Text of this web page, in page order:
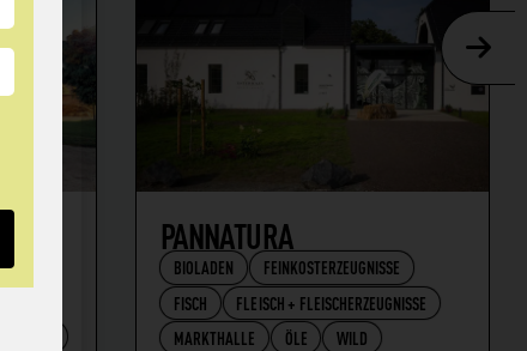
PANNATURA
BIOLADEN
FEINKOSTERZEUGNISSE
FISCH
FLEISCH + FLEISCHERZEUGNISSE
MARKTHALLE
ÖLE WILD